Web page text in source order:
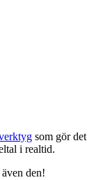
som gör det
i realtid.
den!